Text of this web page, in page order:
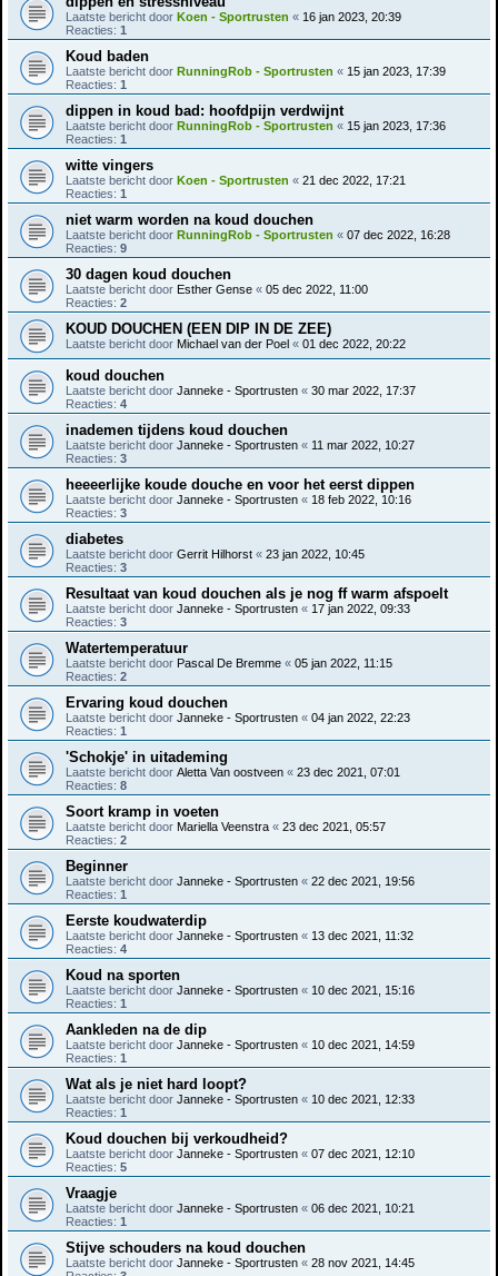
Laatste bericht door Koen - Sportrusten « 16 jan 2023, 20:39
Reacties: 1
Koud baden
Laatste bericht door RunningRob - Sportrusten « 15 jan 2023, 17:39
Reacties: 1
dippen in koud bad: hoofdpijn verdwijnt
Laatste bericht door RunningRob - Sportrusten « 15 jan 2023, 17:36
Reacties: 1
witte vingers
Laatste bericht door Koen - Sportrusten « 21 dec 2022, 17:21
Reacties: 1
niet warm worden na koud douchen
Laatste bericht door RunningRob - Sportrusten « 07 dec 2022, 16:28
Reacties: 9
30 dagen koud douchen
Laatste bericht door Esther Gense « 05 dec 2022, 11:00
Reacties: 2
KOUD DOUCHEN (EEN DIP IN DE ZEE)
Laatste bericht door Michael van der Poel « 01 dec 2022, 20:22
koud douchen
Laatste bericht door Janneke - Sportrusten « 30 mar 2022, 17:37
Reacties: 4
inademen tijdens koud douchen
Laatste bericht door Janneke - Sportrusten « 11 mar 2022, 10:27
Reacties: 3
heeeerlijke koude douche en voor het eerst dippen
Laatste bericht door Janneke - Sportrusten « 18 feb 2022, 10:16
Reacties: 3
diabetes
Laatste bericht door Gerrit Hilhorst « 23 jan 2022, 10:45
Reacties: 3
Resultaat van koud douchen als je nog ff warm afspoelt
Laatste bericht door Janneke - Sportrusten « 17 jan 2022, 09:33
Reacties: 3
Watertemperatuur
Laatste bericht door Pascal De Bremme « 05 jan 2022, 11:15
Reacties: 2
Ervaring koud douchen
Laatste bericht door Janneke - Sportrusten « 04 jan 2022, 22:23
Reacties: 1
'Schokje' in uitademing
Laatste bericht door Aletta Van oostveen « 23 dec 2021, 07:01
Reacties: 8
Soort kramp in voeten
Laatste bericht door Mariella Veenstra « 23 dec 2021, 05:57
Reacties: 2
Beginner
Laatste bericht door Janneke - Sportrusten « 22 dec 2021, 19:56
Reacties: 1
Eerste koudwaterdip
Laatste bericht door Janneke - Sportrusten « 13 dec 2021, 11:32
Reacties: 4
Koud na sporten
Laatste bericht door Janneke - Sportrusten « 10 dec 2021, 15:16
Reacties: 1
Aankleden na de dip
Laatste bericht door Janneke - Sportrusten « 10 dec 2021, 14:59
Reacties: 1
Wat als je niet hard loopt?
Laatste bericht door Janneke - Sportrusten « 10 dec 2021, 12:33
Reacties: 1
Koud douchen bij verkoudheid?
Laatste bericht door Janneke - Sportrusten « 07 dec 2021, 12:10
Reacties: 5
Vraagje
Laatste bericht door Janneke - Sportrusten « 06 dec 2021, 10:21
Reacties: 1
Stijve schouders na koud douchen
Laatste bericht door Janneke - Sportrusten « 28 nov 2021, 14:45